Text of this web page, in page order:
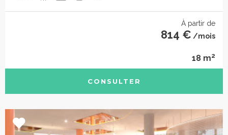
À partir de
814 € /mois
18 m2
CONSULTER